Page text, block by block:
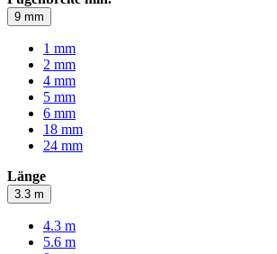
9 mm
1 mm
2 mm
4 mm
5 mm
6 mm
18 mm
24 mm
Länge
3.3 m
4.3 m
5.6 m